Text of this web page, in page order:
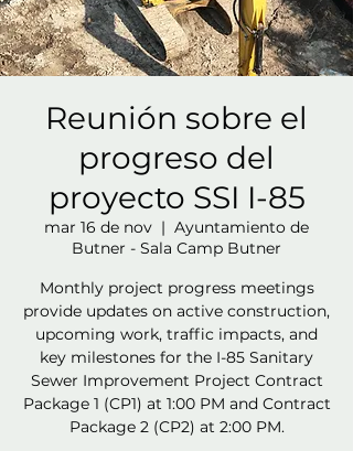
Reunión sobre el
progreso del
proyecto SSI I-85
mar 16 de nov
  |
Ayuntamiento de
Butner - Sala Camp Butner
Monthly project progress meetings
provide updates on active construction,
upcoming work, traffic impacts, and
key milestones for the I-85 Sanitary
Sewer Improvement Project Contract
Package 1 (CP1) at 1:00 PM and Contract
Package 2 (CP2) at 2:00 PM.